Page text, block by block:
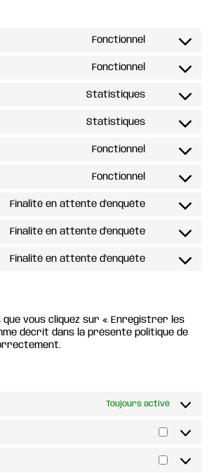
Fonctionnel
Consent
wordpress
Fonctionnel
Consent
stripe
Statistiques
Consent
google-
Statistiques
Consent
Fonctionnel
Consent
Fonctionnel
Consent
ithemes-
Finalité en attente d’enquête
Consent
youtube
Finalité en attente d’enquête
Consent
Finalité en attente d’enquête
Consent
vous cliquez sur « Enregistrer les
décrit dans la présente politique de
Toujours activé
Marketing